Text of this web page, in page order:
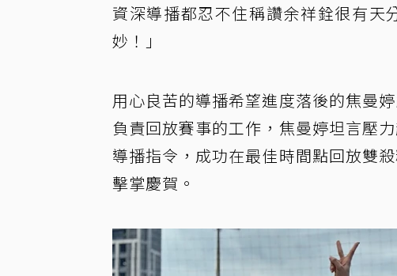
資深導播都忍不住稱讚余祥銓很有天
妙！」
用心良苦的導播希望進度落後的焦曼
負責回放賽事的工作，焦曼婷坦言壓
導播指令，成功在最佳時間點回放雙
擊掌慶賀。